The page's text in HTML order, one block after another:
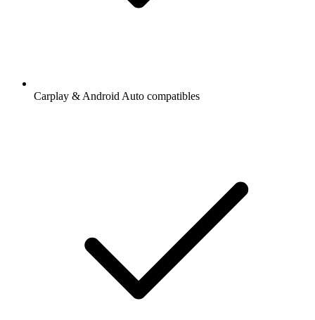
Carplay & Android Auto compatibles